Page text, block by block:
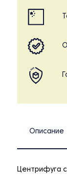
Описание
Центрифуга